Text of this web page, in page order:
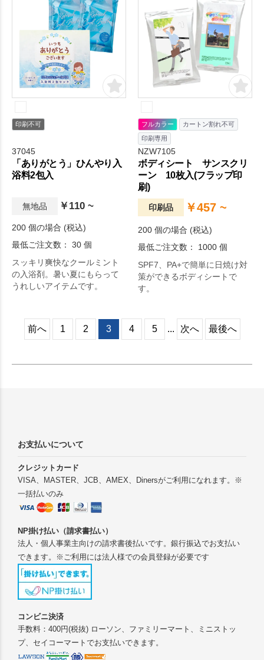
印刷不可
37045
「ありがとう」ひんやり入
浴料2包入
無地品 ￥110 ~
200 個の場合 (税込)
最低ご注文数： 30 個
スッキリ爽快なクールミント
の入浴剤。暑い夏にもらって
うれしいアイテムです。
フルカラー
カートン割れ不可
印刷専用
NZW7105
ボディシート サンスクリ
ーン 10枚入(フラップ印
刷)
印刷品 ￥457 ~
200 個の場合 (税込)
最低ご注文数： 1000 個
SPF7、PA+で簡単に日焼け対
策ができるボディシートで
す。
前へ 1 2 3 4 5 ... 次へ 最後へ
お支払いについて
クレジットカード
VISA、MASTER、JCB、AMEX、Dinersがご利用になれます。※
一括払いのみ
NP掛け払い（請求書払い）
法人・個人事業主向けの請求書後払いです。銀行振込でお支払い
できます。※ご利用には法人様での会員登録が必要です
コンビニ決済
手数料：400円(税抜) ローソン、ファミリーマート、ミニストッ
プ、セイコーマートでお支払いできます。